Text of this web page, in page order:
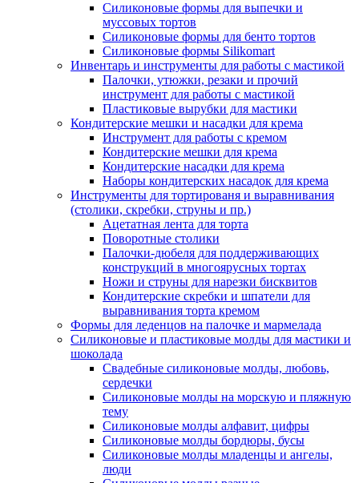
Силиконовые формы для выпечки и
муссовых тортов
Силиконовые формы для бенто тортов
Силиконовые формы Silikomart
Инвентарь и инструменты для работы с мастикой
Палочки, утюжки, резаки и прочий
инструмент для работы с мастикой
Пластиковые вырубки для мастики
Кондитерские мешки и насадки для крема
Инструмент для работы с кремом
Кондитерские мешки для крема
Кондитерские насадки для крема
Наборы кондитерских насадок для крема
Инструменты для тортированя и выравнивания
(столики, скребки, струны и пр.)
Ацетатная лента для торта
Поворотные столики
Палочки-дюбеля для поддерживающих
конструкций в многоярусных тортах
Ножи и струны для нарезки бисквитов
Кондитерские скребки и шпатели для
выравнивания торта кремом
Формы для леденцов на палочке и мармелада
Силиконовые и пластиковые молды для мастики и
шоколада
Свадебные силиконовые молды, любовь,
сердечки
Силиконовые молды на морскую и пляжную
тему
Силиконовые молды алфавит, цифры
Силиконовые молды бордюры, бусы
Силиконовые молды младенцы и ангелы,
люди